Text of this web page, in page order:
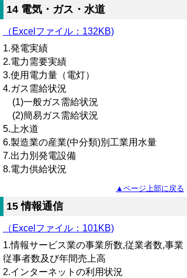
14 電気・ガス・水道
（Excelファイル ： 132KB)
1.発電実績
2.電力需要実績
3.使用電力量（電灯）
4.ガス需給状況
(1)一般ガス需給状況
(2)簡易ガス需給状況
5.上水道
6.製造業の産業(中分類)別工業用水量
7.出力別発電設備
8.電力供給状況
▲ページ上部に戻る
15 情報通信
（Excelファイル：101KB)
1.情報サービス業の事業所数,従業者数,事業
従事者数及び年間売上高
2.インターネットの利用状況